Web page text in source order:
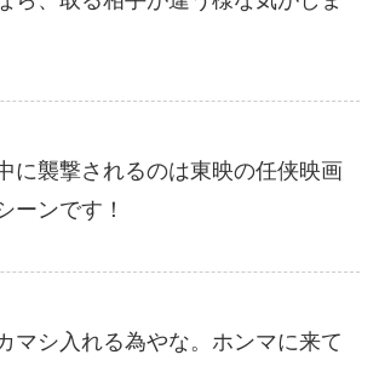
に襲撃されるのは東映の任侠映画
ーンです！
マシ入れる為やな。ホンマに来て